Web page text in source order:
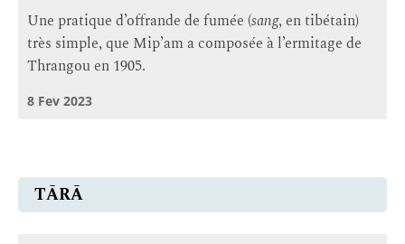
Une pratique d’offrande de fumée (sang, en tibétain)
très simple, que Mip’am a composée à l’ermitage de
Thrangou en 1905.
8 Fev 2023
TĀRĀ